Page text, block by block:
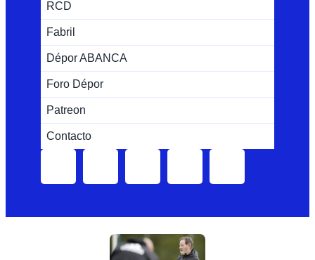
RCD
Fabril
Dépor ABANCA
Foro Dépor
Patreon
Contacto